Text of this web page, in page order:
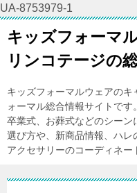
UA-8753979-1
キッズフォーマ
リンコテージの
キッズフォーマルウェアの
ォーマル総合情報サイトです
卒業式、お葬式などのシー
選び方や、新商品情報、ハレ
アクセサリーのコーディネ